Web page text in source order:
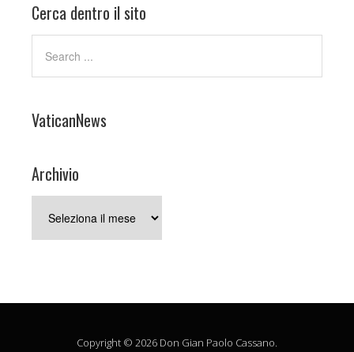
Cerca dentro il sito
VaticanNews
Archivio
Copyright © 2026 Don Gian Paolo Cassano.